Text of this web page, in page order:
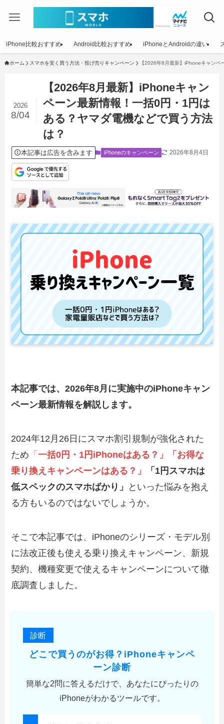
iPhone比較おすすめ Android比較おすすめ iPhoneとAndroidの違い
ホーム スマホを安く買う方法・投げ売りキャンペーン 【2026年8月最新】iPhoneキャン
【2026年8月最新】iPhoneキャン
ペーン最新情報！一括0円・1円は
ある？ヤマダ電機などで買う方法
は？
2026
8/04
本記事は広告を含みます iPhoneのキャンペーン 2026年8月4日
本記事では、2026年8月に実施中のiPhoneキャン
ペーン最新情報を解説します。
2024年12月26日にスマホ割引規制が強化された
ため 「一括0円・1円iPhoneはある？」「お得な
乗り換えキャンペーンはある？」
「1円スマホは
低スペックのスマホばかり」
といった悩みを抱え
る方もいるのではないでしょうか。
そこで本記事では、iPhoneのシリーズ・モデル別
に法改正後も使える乗り換えキャンペーン、新規
契約、機種変更で使えるキャンペーンについて徹
底調査しました。
診断
どこで買うのがお得？iPhoneキャンペ
ーン診断
簡単な2問に答えるだけで、あなたにぴったりの
iPhoneがわかるツールです。